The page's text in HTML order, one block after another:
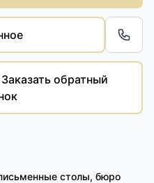
обратный
столы, бюро